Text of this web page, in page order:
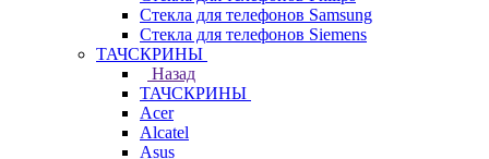
Стекла для телефонов Samsung
Стекла для телефонов Siemens
ТАЧСКРИНЫ
Назад
ТАЧСКРИНЫ
Acer
Alcatel
Asus